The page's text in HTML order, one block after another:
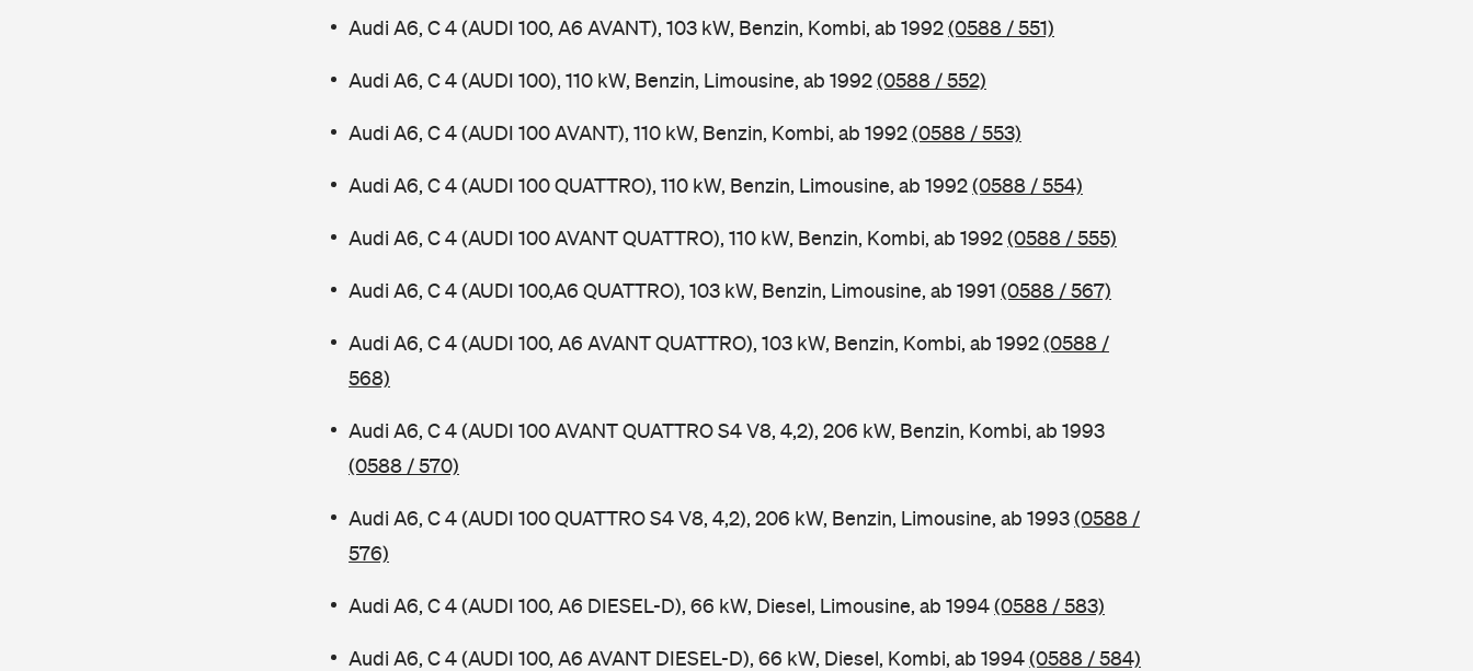
Audi A6, C 4 (AUDI 100, A6 AVANT), 103 kW, Benzin, Kombi, ab 1992(0588 / 551)
Audi A6, C 4 (AUDI 100), 110 kW, Benzin, Limousine, ab 1992(0588 / 552)
Audi A6, C 4 (AUDI 100 AVANT), 110 kW, Benzin, Kombi, ab 1992(0588 / 553)
Audi A6, C 4 (AUDI 100 QUATTRO), 110 kW, Benzin, Limousine, ab 1992(0588 / 554)
Audi A6, C 4 (AUDI 100 AVANT QUATTRO), 110 kW, Benzin, Kombi, ab 1992(0588 / 555)
Audi A6, C 4 (AUDI 100,A6 QUATTRO), 103 kW, Benzin, Limousine, ab 1991 (0588 / 567)
Audi A6, C 4 (AUDI 100, A6 AVANT QUATTRO), 103 kW, Benzin, Kombi, ab 1992(0588 /
568)
Audi A6, C 4 (AUDI 100 AVANT QUATTRO S4 V8, 4,2), 206 kW, Benzin, Kombi, ab 1993
(0588 / 570)
Audi A6, C 4 (AUDI 100 QUATTRO S4 V8, 4,2), 206 kW, Benzin, Limousine, ab 1993(0588 /
576)
Audi A6, C 4 (AUDI 100, A6 DIESEL-D), 66 kW, Diesel, Limousine, ab 1994(0588 / 583)
Audi A6, C 4 (AUDI 100, A6 AVANT DIESEL-D), 66 kW, Diesel, Kombi, ab 1994(0588 / 584)